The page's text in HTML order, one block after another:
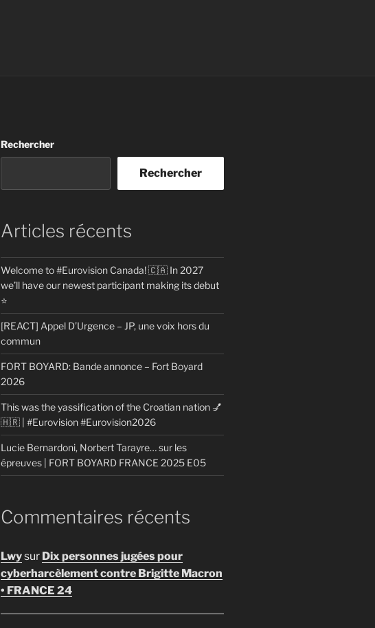
Rechercher
Rechercher
Articles récents
Welcome to #Eurovision Canada! 🇨🇦 In 2027
we’ll have our newest participant making its debut
⭐
[REACT] Appel D’Urgence – JP, une voix hors du
commun
FORT BOYARD: Bande annonce – Fort Boyard
2026
This was the yassification of the Croatian nation 💅
🇭🇷 | #Eurovision #Eurovision2026
Lucie Bernardoni, Norbert Tarayre… sur les
épreuves | FORT BOYARD FRANCE 2025 E05
Commentaires récents
Lwysur Dix personnes jugées pour
cyberharcèlement contre Brigitte Macron
• FRANCE 24